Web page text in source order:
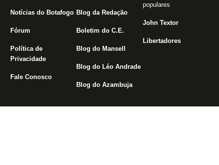
Notícias do Botafogo
Fórum
Política de
Privacidade
Fale Conosco
Blog da Redação
Boletim do C.E.
Blog do Mansell
Blog do Léo Andrade
Blog do Azambuja
populares
John Textor
Libertadores